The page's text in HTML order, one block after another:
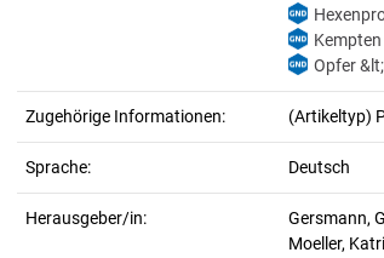
Opfer
Zugehörige Informationen: (Artikeltyp)
Sprache: Deutsch
Herausgeber/in: Gersmann,
Moeller,